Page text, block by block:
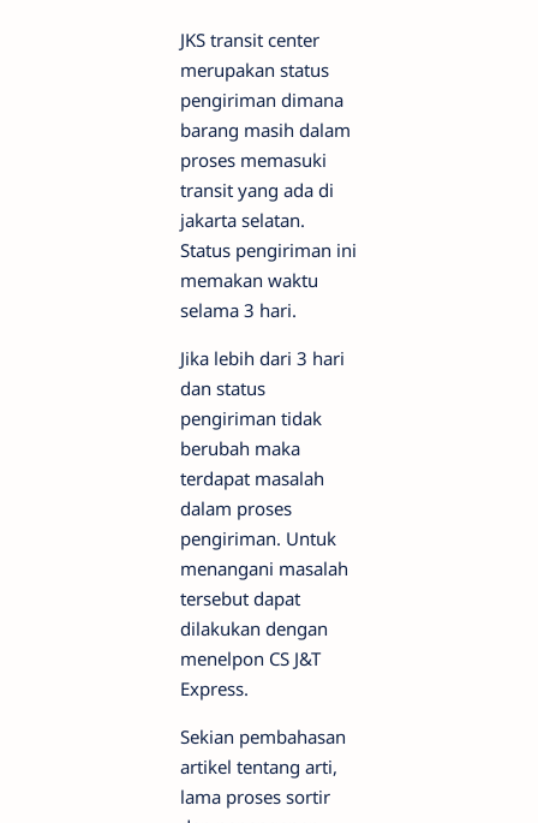
JKS transit center
merupakan status
pengiriman dimana
barang masih dalam
proses memasuki
transit yang ada di
jakarta selatan.
Status pengiriman ini
memakan waktu
selama 3 hari.
Jika lebih dari 3 hari
dan status
pengiriman tidak
berubah maka
terdapat masalah
dalam proses
pengiriman. Untuk
menangani masalah
tersebut dapat
dilakukan dengan
menelpon CS J&T
Express.
Sekian pembahasan
artikel tentang arti,
lama proses sortir